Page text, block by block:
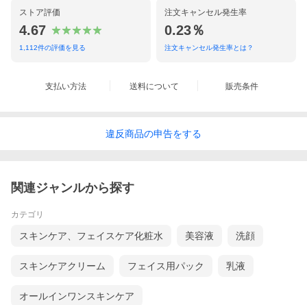
ストア評価
4.67
1,112件の評価を見る
注文キャンセル発生率
0.23％
注文キャンセル発生率とは？
支払い方法 送料について 販売条件
違反商品の申告をする
関連ジャンルから探す
カテゴリ
スキンケア、フェイスケア化粧水 美容液 洗顔
スキンケアクリーム フェイス用パック 乳液
オールインワンスキンケア